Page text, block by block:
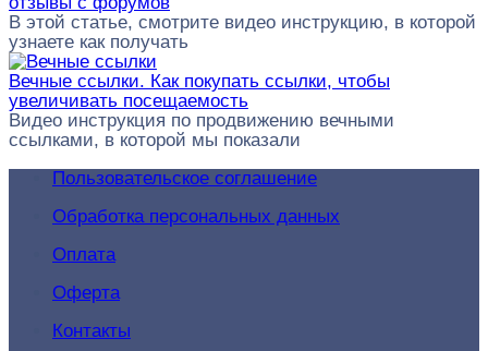
В этой статье, смотрите видео инструкцию, в которой
узнаете как получать
Вечные ссылки. Как покупать ссылки, чтобы
увеличивать посещаемость
Видео инструкция по продвижению вечными
ссылками, в которой мы показали
Пользовательское соглашение
Обработка персональных данных
Оплата
Оферта
Контакты